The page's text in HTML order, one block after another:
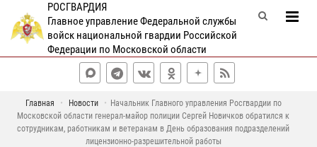
РОСГВАРДИЯ
Главное управление Федеральной службы
войск национальной гвардии Российской
Федерации по Московской области
Главная Новости
Начальник Главного управления Росгвардии по
Московской области генерал-майор полиции Сергей Новичков обратился к
сотрудникам, работникам и ветеранам в День образования подразделений
лицензионно-разрешительной работы